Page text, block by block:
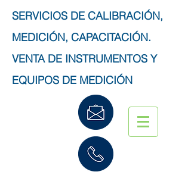
SERVICIOS DE CALIBRACIÓN,
MEDICIÓN, CAPACITACIÓN.
VENTA DE INSTRUMENTOS Y
EQUIPOS DE MEDICIÓN